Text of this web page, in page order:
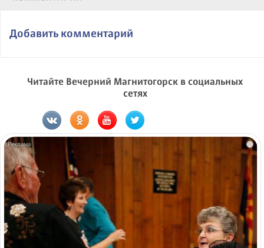
Добавить комментарий
Читайте Вечерний Магнитогорск в социальных
сетях
i